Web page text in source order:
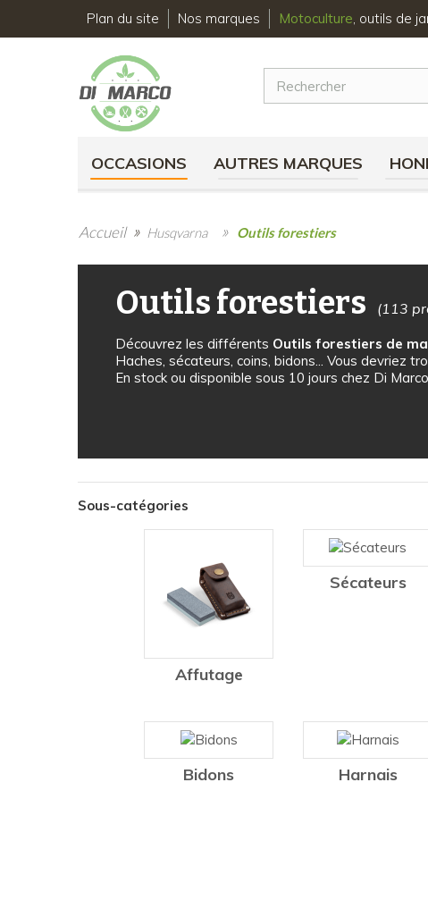
Plan du site Nos marques Motoculture, outils de
OCCASIONS AUTRES MARQUES
Accueil » Husqvarna » Outils forestiers
Outils forestiers (113
Découvrez les différents Outils forestiers de
Haches, sécateurs, coins, bidons... Vous devriez
En stock ou disponible sous 10 jours chez Di
Sous-catégories
Affutage
Sécateurs
Bidons
Harnais